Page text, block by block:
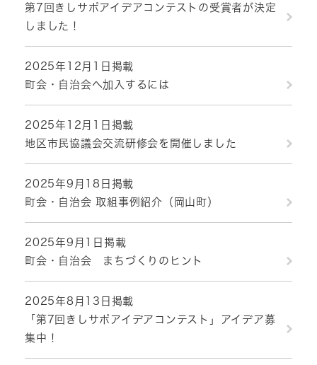
第7回きしサポアイデアコンテストの受賞者が決定
しました！
2025年12月1日掲載
町会・自治会へ加入するには
2025年12月1日掲載
地区市民協議会交流研修会を開催しました
2025年9月18日掲載
町会・自治会 取組事例紹介（岡山町）
2025年9月1日掲載
町会・自治会 まちづくりのヒント
2025年8月13日掲載
「第7回きしサポアイデアコンテスト」アイデア募
集中！